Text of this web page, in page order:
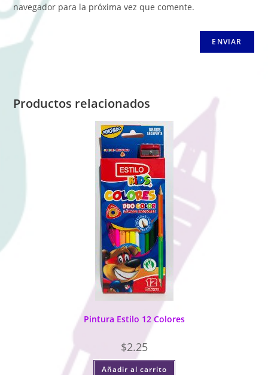
navegador para la próxima vez que comente.
Productos relacionados
Pintura Estilo 12 Colores
$2.25
Añadir al carrito